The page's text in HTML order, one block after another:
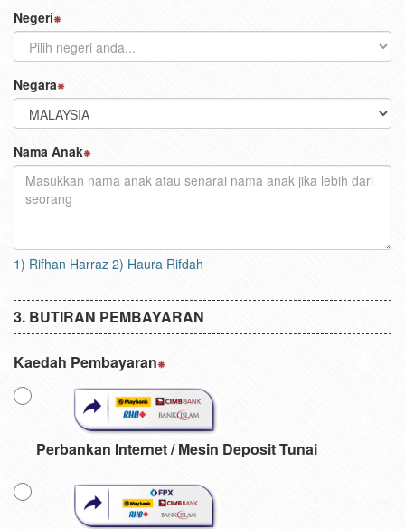
Negeri
Negara
Nama Anak
1) Rifhan Harraz 2) Haura Rifdah
BUTIRAN PEMBAYARAN
Kaedah Pembayaran
Perbankan Internet / Mesin Deposit Tunai